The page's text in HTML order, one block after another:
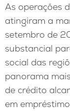
As operações
atingiram a
setembro de
substancial
social das
panorama
de crédito
em